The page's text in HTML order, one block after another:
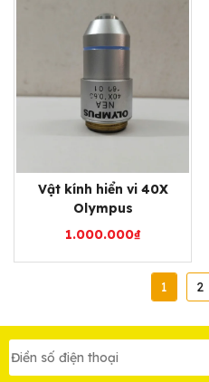
Vật kính hiển vi 40X
Olympus
1.000.000₫
1 2